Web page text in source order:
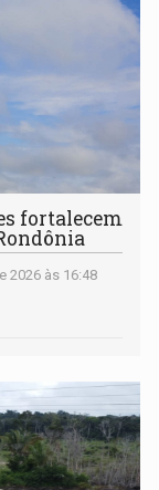
fortalecem
2026 às 16:48